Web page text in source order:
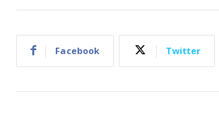
Facebook Twitter